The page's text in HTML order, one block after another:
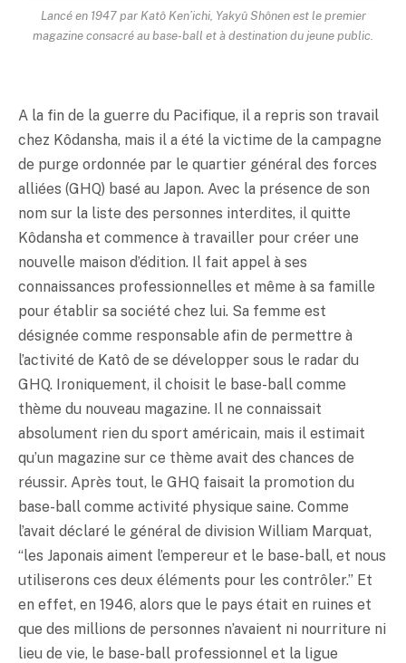
Lancé en 1947 par Katô Ken’ichi, Yakyû Shônen est le premier
magazine consacré au base-ball et à destination du jeune public.
A la fin de la guerre du Pacifique, il a repris son travail
chez Kôdansha, mais il a été la victime de la campagne
de purge ordonnée par le quartier général des forces
alliées (GHQ) basé au Japon. Avec la présence de son
nom sur la liste des personnes interdites, il quitte
Kôdansha et commence à travailler pour créer une
nouvelle maison d’édition. Il fait appel à ses
connaissances professionnelles et même à sa famille
pour établir sa société chez lui. Sa femme est
désignée comme responsable afin de permettre à
l’activité de Katô de se développer sous le radar du
GHQ. Ironiquement, il choisit le base-ball comme
thème du nouveau magazine. Il ne connaissait
absolument rien du sport américain, mais il estimait
qu’un magazine sur ce thème avait des chances de
réussir. Après tout, le GHQ faisait la promotion du
base-ball comme activité physique saine. Comme
l’avait déclaré le général de division William Marquat,
“les Japonais aiment l’empereur et le base-ball, et nous
utiliserons ces deux éléments pour les contrôler.” Et
en effet, en 1946, alors que le pays était en ruines et
que des millions de personnes n’avaient ni nourriture ni
lieu de vie, le base-ball professionnel et la ligue